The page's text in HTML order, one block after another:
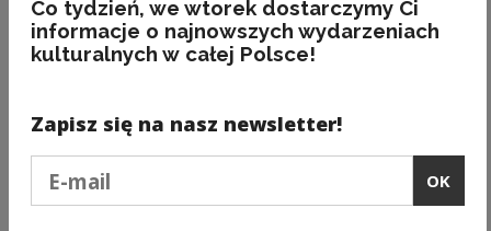
Co tydzień, we wtorek dostarczymy Ci
informacje o najnowszych wydarzeniach
kulturalnych w całej Polsce!
Zapisz się na nasz newsletter!
OK